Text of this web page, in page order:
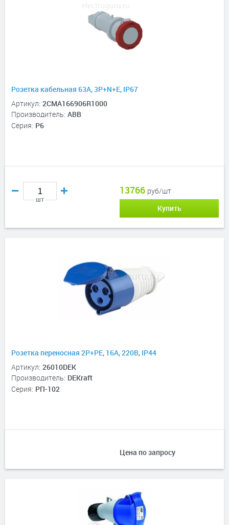
Розетка кабельная 63A, 3P+N+E, IP67
Артикул: 2CMA166906R1000
Производитель: ABB
Серия: P6
шт
13766 руб/шт
Купить
Розетка переносная 2Р+РЕ, 16А, 220В, IP44
Артикул: 26010DEK
Производитель: DEKraft
Серия: РП-102
Цена по запросу